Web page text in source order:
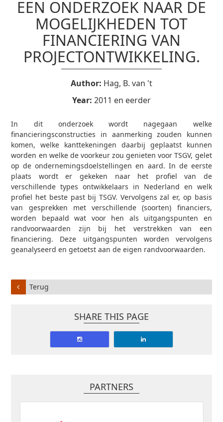
EEN ONDERZOEK NAAR DE
MOGELIJKHEDEN TOT
FINANCIERING VAN
PROJECTONTWIKKELING.
Author: Hag, B. van 't
Year: 2011 en eerder
In dit onderzoek wordt nagegaan welke
financieringsconstructies in aanmerking zouden kunnen
komen, welke kanttekeningen daarbij geplaatst kunnen
worden en welke de voorkeur zou genieten voor TSGV, gelet
op de ondernemingsdoelstellingen en aard. In de eerste
plaats wordt er gekeken naar het profiel van de
verschillende types ontwikkelaars in Nederland en welk
profiel het beste past bij TSGV. Vervolgens zal er, op basis
van gesprekken met verschillende (soorten) financiers,
worden bepaald wat voor hen als uitgangspunten en
randvoorwaarden zijn bij het verstrekken van een
financiering. Deze uitgangspunten worden vervolgens
geanalyseerd en getoetst aan de eigen randvoorwaarden.
Terug
SHARE THIS PAGE
PARTNERS